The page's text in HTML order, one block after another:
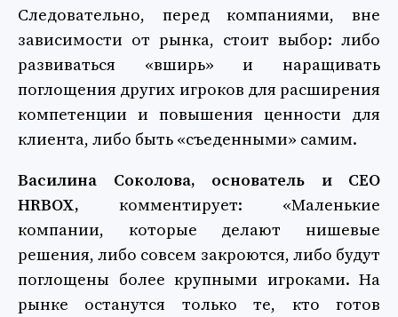
Следовательно, перед компаниями, вне
зависимости от рынка, стоит выбор: либо
развиваться «вширь» и наращивать
поглощения других игроков для расширения
компетенции и повышения ценности для
клиента, либо быть «съеденными» самим.
Василина Соколова, основатель и СЕО
HRBOX, комментирует: «Маленькие
компании, которые делают нишевые
решения, либо совсем закроются, либо будут
поглощены более крупными игроками. На
рынке останутся только те, кто готов